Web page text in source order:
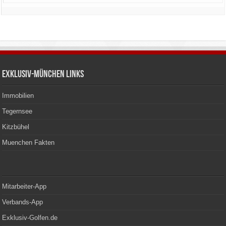
Exklusiv-München Links
Immobilien
Tegernsee
Kitzbühel
Muenchen Fakten
Mitarbeiter-App
Verbands-App
Exklusiv-Golfen.de